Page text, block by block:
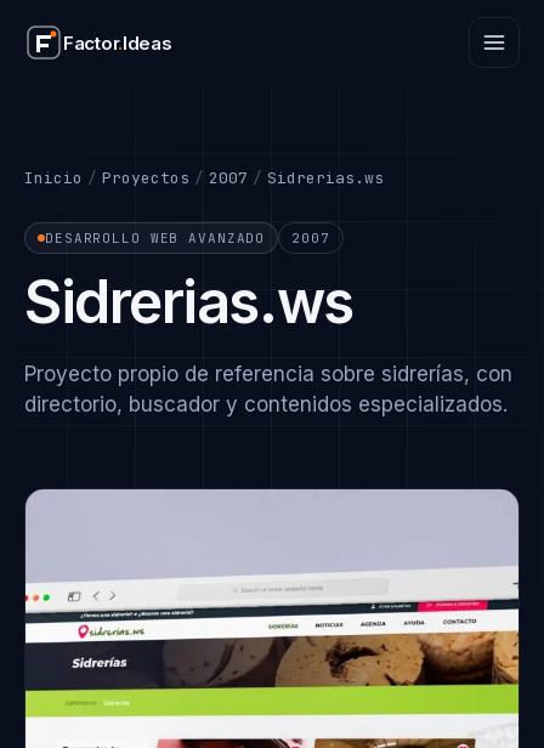
Factor.Ideas
Factor.Ideas
Inicio / Proyectos / 2007 / Sidrerias.ws
DESARROLLO WEB AVANZADO 2007
Sidrerias.ws
Proyecto propio de referencia sobre sidrerías, con
directorio, buscador y contenidos especializados.